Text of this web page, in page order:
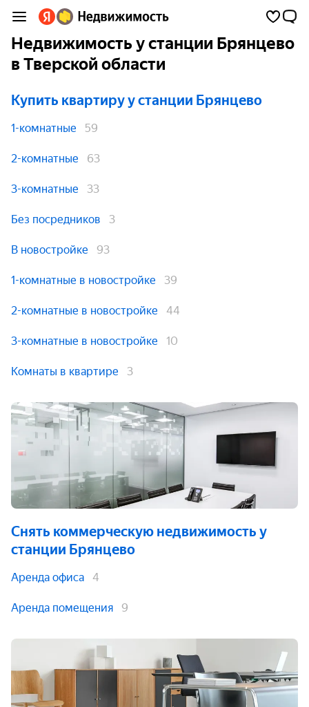
Недвижимость у станции Брянцево
в Тверской области
Купить квартируу станции Брянцево
1-комнатные 59
2-комнатные 63
3-комнатные 33
Без посредников 3
В новостройке 93
1-комнатные в новостройке 39
2-комнатные в новостройке 44
3-комнатные в новостройке 10
Комнаты в квартире 3
Снять коммерческую недвижимость у
станции Брянцево
Аренда офиса 4
Аренда помещения 9